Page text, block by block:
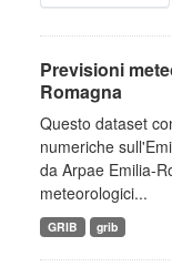
Previsioni
Romagna
Questo dataset
numeriche
da Arpae Emilia-
meteorologici...
GRIB grib